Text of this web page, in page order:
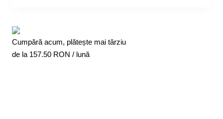
Cumpără acum, plătește mai târziu
de la 157.50 RON / lună